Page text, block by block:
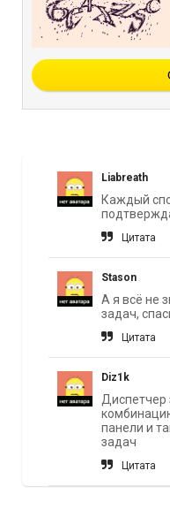
Liabreath
Каждый
Цитата
Stason
А я всё не
задач,
Цитата
Diz1k
Диспетчер
панели и
задач
Цитата